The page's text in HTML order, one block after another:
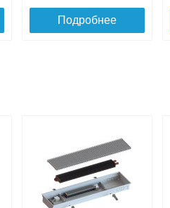
Подробнее
itermic Конвектор
внутрипольный